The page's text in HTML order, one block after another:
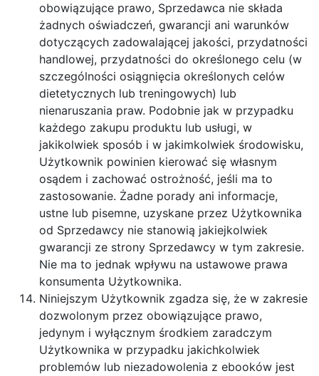
obowiązujące prawo, Sprzedawca nie składa
żadnych oświadczeń, gwarancji ani warunków
dotyczących zadowalającej jakości, przydatności
handlowej, przydatności do określonego celu (w
szczególności osiągnięcia określonych celów
dietetycznych lub treningowych) lub
nienaruszania praw. Podobnie jak w przypadku
każdego zakupu produktu lub usługi, w
jakikolwiek sposób i w jakimkolwiek środowisku,
Użytkownik powinien kierować się własnym
osądem i zachować ostrożność, jeśli ma to
zastosowanie. Żadne porady ani informacje,
ustne lub pisemne, uzyskane przez Użytkownika
od Sprzedawcy nie stanowią jakiejkolwiek
gwarancji ze strony Sprzedawcy w tym zakresie.
Nie ma to jednak wpływu na ustawowe prawa
konsumenta Użytkownika.
Niniejszym Użytkownik zgadza się, że w zakresie
dozwolonym przez obowiązujące prawo,
jedynym i wyłącznym środkiem zaradczym
Użytkownika w przypadku jakichkolwiek
problemów lub niezadowolenia z ebooków jest